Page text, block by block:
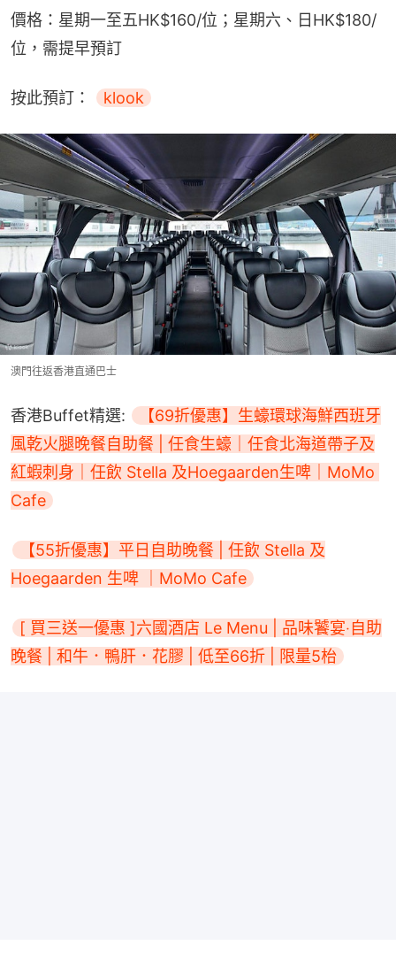
價格：星期一至五HK$160/位；星期六、日HK$180/
位，需提早預訂
按此預訂： klook
澳門往返香港直通巴士
香港Buffet精選:
【69折優惠】生蠔環球海鮮西班牙
風乾火腿晚餐自助餐 | 任食生蠔｜任食北海道帶子及
紅蝦刺身｜任飲 Stella 及Hoegaarden生啤｜MoMo
Cafe
【55折優惠】平日自助晚餐 | 任飲 Stella 及
Hoegaarden 生啤 ｜MoMo Cafe
[ 買三送一優惠 ]六國酒店 Le Menu | 品味饕宴‧自助
晚餐 | 和牛．鴨肝．花膠 | 低至66折 | 限量5枱